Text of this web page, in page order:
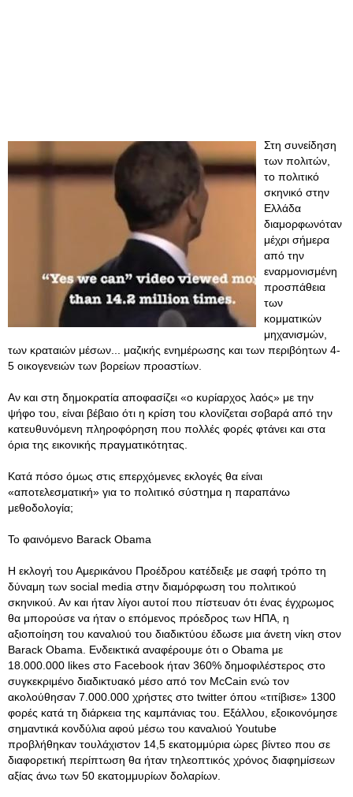
Στη συνείδηση
των πολιτών,
το πολιτικό
σκηνικό στην
Ελλάδα
διαμορφωνόταν
μέχρι σήμερα
από την
εναρμονισμένη
προσπάθεια
των
κομματικών
μηχανισμών,
των κραταιών μέσων... μαζικής ενημέρωσης και των περιβόητων 4-
5 οικογενειών των βορείων προαστίων.
Αν και στη δημοκρατία αποφασίζει «ο κυρίαρχος λαός» με την
ψήφο του, είναι βέβαιο ότι η κρίση του κλονίζεται σοβαρά από την
κατευθυνόμενη πληροφόρηση που πολλές φορές φτάνει και στα
όρια της εικονικής πραγματικότητας.
Κατά πόσο όμως στις επερχόμενες εκλογές θα είναι
«αποτελεσματική» για το πολιτικό σύστημα η παραπάνω
μεθοδολογία;
Το φαινόμενο Barack Obama
Η εκλογή του Αμερικάνου Προέδρου κατέδειξε με σαφή τρόπο τη
δύναμη των social media στην διαμόρφωση του πολιτικού
σκηνικού. Αν και ήταν λίγοι αυτοί που πίστευαν ότι ένας έγχρωμος
θα μπορούσε να ήταν ο επόμενος πρόεδρος των ΗΠΑ, η
αξιοποίηση του καναλιού του διαδικτύου έδωσε μια άνετη νίκη στον
Barack Obama . Ενδεικτικά αναφέρουμε ότι ο Obama με
18.000.000 likes στο Facebook ήταν 360% δημοφιλέστερος στο
συγκεκριμένο διαδικτυακό μέσο από τον McCain ενώ τον
ακολούθησαν 7.000.000 χρήστες στο twitter όπου «τιτίβισε» 1300
φορές κατά τη διάρκεια της καμπάνιας του. Εξάλλου, εξοικονόμησε
σημαντικά κονδύλια αφού μέσω του καναλιού Youtube
προβλήθηκαν τουλάχιστον 14,5 εκατομμύρια ώρες βίντεο που σε
διαφορετική περίπτωση θα ήταν τηλεοπτικός χρόνος διαφημίσεων
αξίας άνω των 50 εκατομμυρίων δολαρίων.